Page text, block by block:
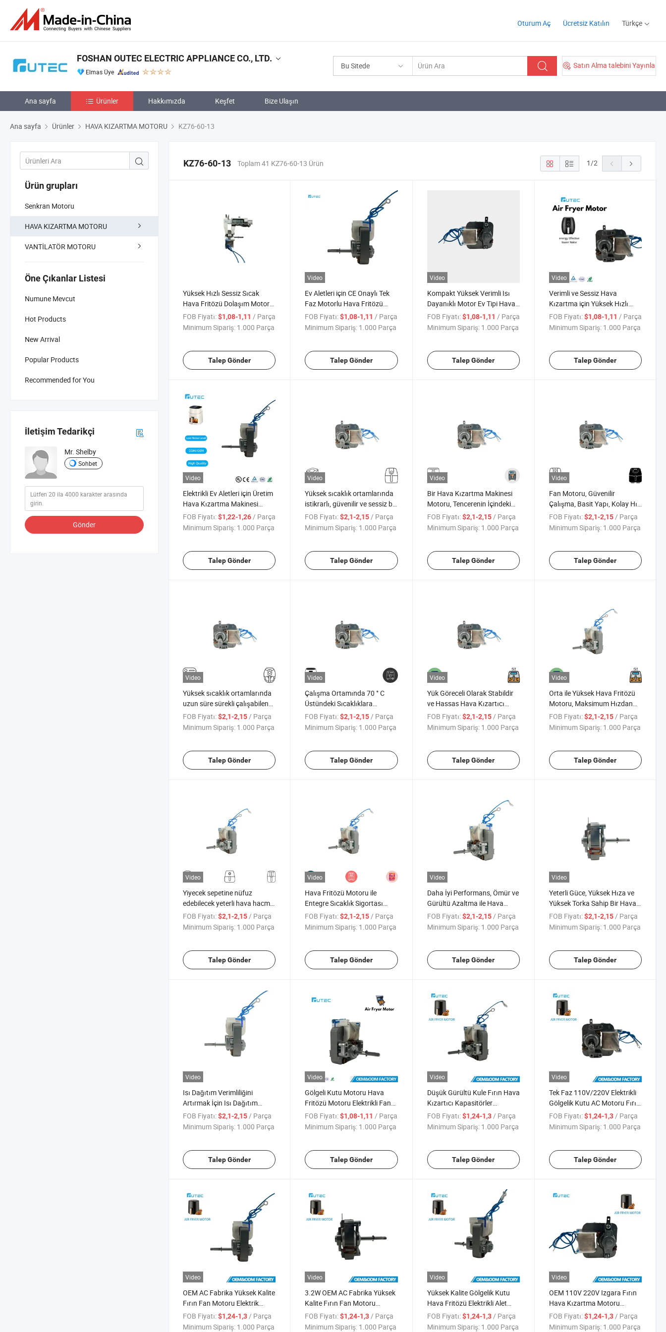
Oturum Aç Ücretsiz Katılın Türkçe
Bu Sitede Satın Alma talebini Yayınla
FOSHAN OUTEC ELECTRIC APPLIANCE CO., LTD.
Elmas Üye
Ana sayfa Ürünler Hakkımızda Keşfet Bize Ulaşın
Ana sayfa Ürünler HAVA KIZARTMA MOTORU KZ76-60-13
Ürün grupları
Senkran Motoru
HAVA KIZARTMA MOTORU
VANTİLATÖR MOTORU
Öne Çıkanlar Listesi
Numune Mevcut
Hot Products
New Arrival
Popular Products
Recommended for You
İletişim Tedarikçi
Mr. Shelby
Sohbet
Gönder
KZ76-60-13 Toplam 41 KZ76-60-13 Ürün 1/2
Yüksek Hızlı Sessiz Sıcak
Hava Fritözü Dolaşım Motoru
Ev Fritözü için
FOB Fiyatı:$1,08-1,11 / Parça
Minimum Sipariş: 1.000 Parça
Talep Gönder
Video
Ev Aletleri için CE Onaylı Tek
Faz Motorlu Hava Fritözü
Motoru Üretimi
FOB Fiyatı: $1,08-1,11/ Parça
Minimum Sipariş: 1.000 Parça
Talep Gönder
Video
Kompakt Yüksek Verimli Isı
Dayanıklı Motor Ev Tipi Hava
Kızartıcıları için
FOB Fiyatı: $1,08-1,11 / Parça
Minimum Sipariş: 1.000 Parça
Talep Gönder
Video
Verimli ve Sessiz Hava
Kızartma için Yüksek Hızlı
Fırçasız Motor
FOB Fiyatı: $1,08-1,11 / Parça
Minimum Sipariş: 1.000 Parça
Talep Gönder
Video
Elektrikli Ev Aletleri için Üretim
Hava Kızartma Makinesi
Gölgeli Kutu Elektrik Motoru
Boyut 60X13mm
FOB Fiyatı:$1,22-1,26 / Parça
Minimum Sipariş: 1.000 Parça
Talep Gönder
Video
Yüksek sıcaklık ortamlarında
istikrarlı, güvenilir ve sessiz bir
şekilde çalışabilen bir Hava
Fritözü Motoru
FOB Fiyatı: $2,1-2,15 / Parça
Minimum Sipariş: 1.000 Parça
Talep Gönder
Video
Bir Hava Kızartma Makinesi
Motoru, Tencerenin İçindeki
Isıtma Tüpü Tarafından
Üretilen Isıyı Dolaştırmak İçin
Bir Fanı Hareket Ettirir
FOB Fiyatı: $2,1-2,15 / Parça
Minimum Sipariş: 1.000 Parça
Talep Gönder
Video
Fan Motoru, Güvenilir
Çalışma, Basit Yapı, Kolay Hız
Ayarı Hava Kızartma
Makinesi
FOB Fiyatı: $2,1-2,15 / Parça
Minimum Sipariş: 1.000 Parça
Talep Gönder
Video
Yüksek sıcaklık ortamlarında
uzun süre sürekli çalışabilen
hava fritöz motoru
FOB Fiyatı:$2,1-2,15 / Parça
Minimum Sipariş: 1.000 Parça
Talep Gönder
Video
Çalışma Ortamında 70 ° C
Üstündeki Sıcaklıklara
Dayanabilen Hava Fritöz
Motoru
FOB Fiyatı: $2,1-2,15 / Parça
Minimum Sipariş: 1.000 Parça
Talep Gönder
Video
Yük Göreceli Olarak Stabildir
ve Hassas Hava Kızartıcı
Motorunu Kontrol Edebilir
FOB Fiyatı: $2,1-2,15 / Parça
Minimum Sipariş: 1.000 Parça
Talep Gönder
Video
Orta ile Yüksek Hava Fritözü
Motoru, Maksimum Hızdan
Çok Hava Hacmine Odaklanır
FOB Fiyatı: $2,1-2,15 / Parça
Minimum Sipariş: 1.000 Parça
Talep Gönder
Video
Yiyecek sepetine nüfuz
edebilecek yeterli hava hacmi
ve basıncı üretebilen hava
fritöz motoru
FOB Fiyatı:$2,1-2,15/ Parça
Minimum Sipariş: 1.000 Parça
Talep Gönder
Video
Hava Fritözü Motoru ile
Entegre Sıcaklık Sigortası
veya Termal Koruyucu
FOB Fiyatı: $2,1-2,15 / Parça
Minimum Sipariş: 1.000 Parça
Talep Gönder
Video
Daha İyi Performans, Ömür ve
Gürültü Azaltma ile Hava
Fritöz Motoru
FOB Fiyatı: $2,1-2,15/ Parça
Minimum Sipariş: 1.000 Parça
Talep Gönder
Video
Yeterli Güce, Yüksek Hıza ve
Yüksek Torka Sahip Bir Hava
Fritözü Motoru
FOB Fiyatı: $2,1-2,15/ Parça
Minimum Sipariş: 1.000 Parça
Talep Gönder
Video
Isı Dağıtım Verimliliğini
Artırmak İçin Isı Dağıtım
Kanatçıkları ile Hava Fritöz
Motoru
FOB Fiyatı:$2,1-2,15/ Parça
Minimum Sipariş: 1.000 Parça
Talep Gönder
Video
Gölgeli Kutu Motoru Hava
Fritözü Motoru Elektrikli Fan
Motoru Mutfak Aletleri için
FOB Fiyatı: $1,08-1,11/ Parça
Minimum Sipariş: 1.000 Parça
Talep Gönder
Video
Düşük Gürültü Kule Fırın Hava
Kızartıcı Kapasitörler
İndüksiyon AC Elektrikli Hava
Kızartıcı Motor
FOB Fiyatı: $1,24-1,3/ Parça
Minimum Sipariş: 1.000 Parça
Talep Gönder
Video
Tek Faz 110V/220V Elektrikli
Gölgelik Kutu AC Motoru Fırın
ve Hava Kızartma Fırını için
FOB Fiyatı: $1,24-1,3/ Parça
Minimum Sipariş: 1.000 Parça
Talep Gönder
Video
OEM AC Fabrika Yüksek Kalite
Fırın Fan Motoru Elektrik
Gölgelikli Kutu Motoru Elektrik
Motoru
FOB Fiyatı:$1,24-1,3 / Parça
Minimum Sipariş: 1.000 Parça
Video
3.2W OEM AC Fabrika Yüksek
Kalite Fırın Fan Motoru
Elektrikli Gölgelik Kutu Hava
Fritözü Motoru
FOB Fiyatı: $1,24-1,3 / Parça
Minimum Sipariş: 1.000 Parça
Video
Yüksek Kalite Gölgelik Kutu
Hava Fritözü Elektrikli Alet
Motoru Mikrodalga Motoru
3.2W
FOB Fiyatı: $1,24-1,3 / Parça
Minimum Sipariş: 1.000 Parça
Video
OEM 110V 220V Izgara Fırın
Hava Kızartma Motoru
Gölgelik Direk Motoru AC
Motor Hava Kızartma için
FOB Fiyatı: $1,24-1,3 / Parça
Minimum Sipariş: 1.000 Parça